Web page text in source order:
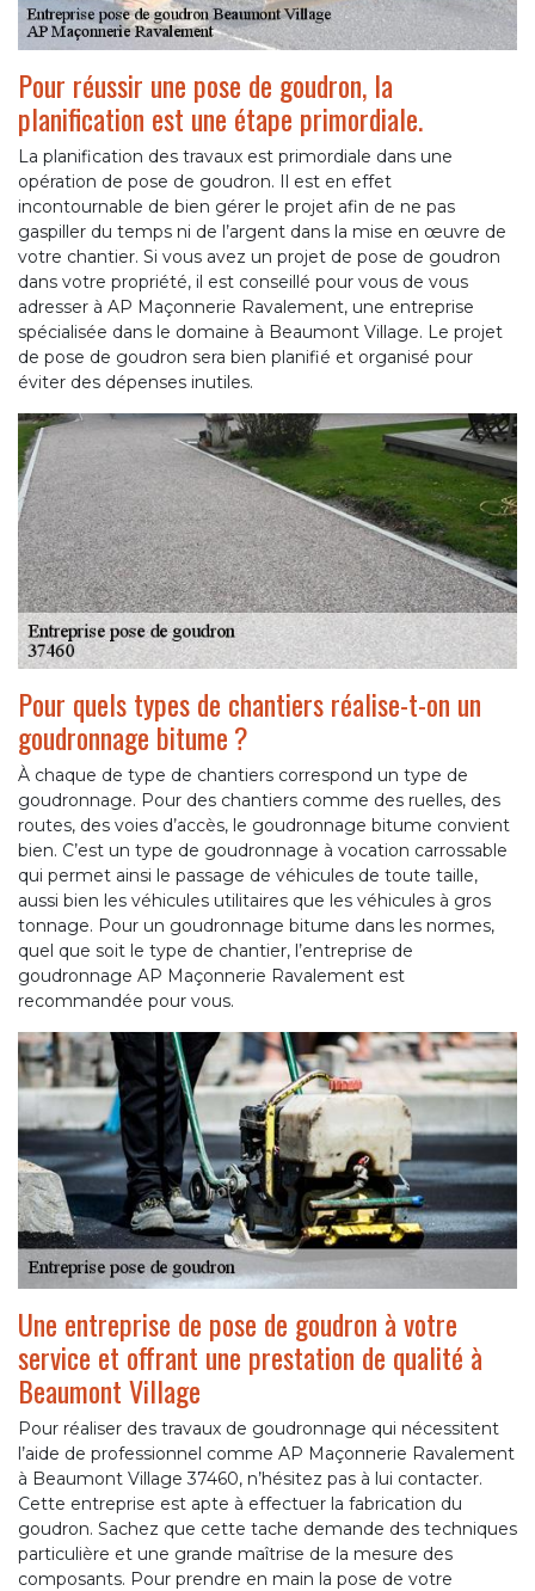
Pour réussir une pose de goudron, la
planification est une étape primordiale.
La planification des travaux est primordiale dans une
opération de pose de goudron. Il est en effet
incontournable de bien gérer le projet afin de ne pas
gaspiller du temps ni de l’argent dans la mise en œuvre de
votre chantier. Si vous avez un projet de pose de goudron
dans votre propriété, il est conseillé pour vous de vous
adresser à AP Maçonnerie Ravalement, une entreprise
spécialisée dans le domaine à Beaumont Village. Le projet
de pose de goudron sera bien planifié et organisé pour
éviter des dépenses inutiles.
Pour quels types de chantiers réalise-t-on un
goudronnage bitume ?
À chaque de type de chantiers correspond un type de
goudronnage. Pour des chantiers comme des ruelles, des
routes, des voies d’accès, le goudronnage bitume convient
bien. C’est un type de goudronnage à vocation carrossable
qui permet ainsi le passage de véhicules de toute taille,
aussi bien les véhicules utilitaires que les véhicules à gros
tonnage. Pour un goudronnage bitume dans les normes,
quel que soit le type de chantier, l’entreprise de
goudronnage AP Maçonnerie Ravalement est
recommandée pour vous.
Une entreprise de pose de goudron à votre
service et offrant une prestation de qualité à
Beaumont Village
Pour réaliser des travaux de goudronnage qui nécessitent
l’aide de professionnel comme AP Maçonnerie Ravalement
à Beaumont Village 37460, n’hésitez pas à lui contacter.
Cette entreprise est apte à effectuer la fabrication du
goudron. Sachez que cette tache demande des techniques
particulière et une grande maîtrise de la mesure des
composants. Pour prendre en main la pose de votre